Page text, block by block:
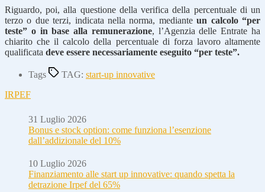
Riguardo, poi, alla questione della verifica della percentuale di un
terzo o due terzi, indicata nella norma, medianteun calcolo “per
teste” o in base alla remunerazione, l’Agenzia delle Entrate ha
chiarito che il calcolo della percentuale di forza lavoro altamente
qualificata deve essere necessariamente eseguito “per teste”.
Tags TAG: start-up innovative
IRPEF
31 Luglio 2026
Bonus e stock option: come funziona l’esenzione
dall’addizionale del 10%
10 Luglio 2026
Finanziamento alle start up innovative: quando spetta la
detrazione Irpef del 65%